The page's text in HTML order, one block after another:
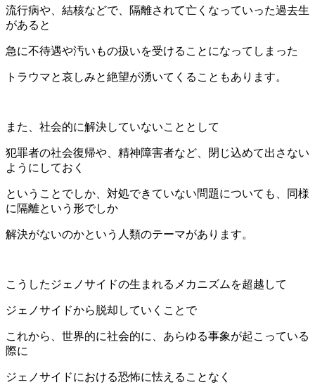
流行病や、結核などで、隔離されて亡くなっていった過去生
があると
急に不待遇や汚いもの扱いを受けることになってしまった
トラウマと哀しみと絶望が湧いてくることもあります。
また、社会的に解決していないこととして
犯罪者の社会復帰や、精神障害者など、閉じ込めて出さない
ようにしておく
ということでしか、対処できていない問題についても、同様
に隔離という形でしか
解決がないのかという人類のテーマがあります。
こうしたジェノサイドの生まれるメカニズムを超越して
ジェノサイドから脱却していくことで
これから、世界的に社会的に、あらゆる事象が起こっている
際に
ジェノサイドにおける恐怖に怯えることなく